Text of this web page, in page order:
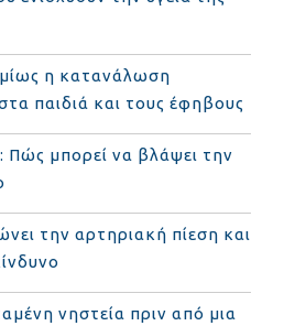
η κατανάλωση
παιδιά και τους έφηβους
Πώς μπορεί να βλάψει την
την αρτηριακή πίεση και
νηστεία πριν από μια